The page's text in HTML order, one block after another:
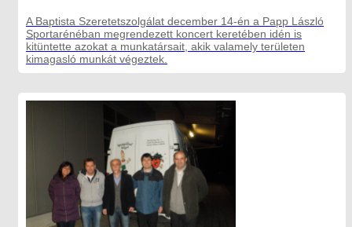
A Baptista Szeretetszolgálat december 14-én a Papp László
Sportarénéban megrendezett koncert keretében idén is
kitüntette azokat a munkatársait, akik valamely területen
kimagasló munkát végeztek.